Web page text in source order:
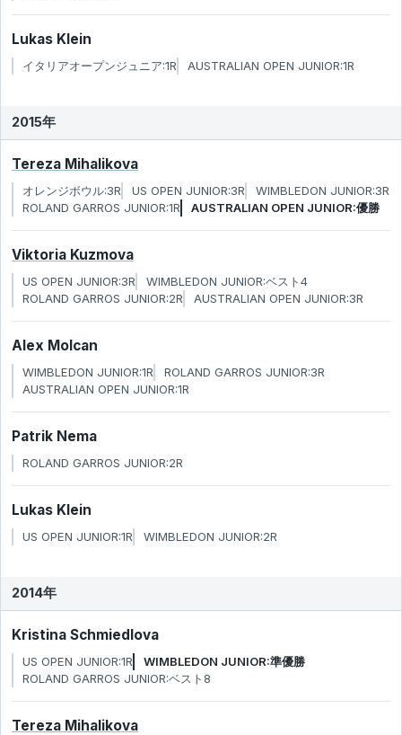
Lukas Klein
イタリアオープンジュニア:1R AUSTRALIAN OPEN JUNIOR:1R
2015年
Tereza Mihalikova
オレンジボウル:3R US OPEN JUNIOR:3R
WIMBLEDON JUNIOR:3R
ROLAND GARROS JUNIOR:1R
AUSTRALIAN OPEN JUNIOR:優勝
Viktoria Kuzmova
US OPEN JUNIOR:3R
WIMBLEDON JUNIOR:ベスト4
ROLAND GARROS JUNIOR:2R
AUSTRALIAN OPEN JUNIOR:3R
Alex Molcan
WIMBLEDON JUNIOR:1R
ROLAND GARROS JUNIOR:3R
AUSTRALIAN OPEN JUNIOR:1R
Patrik Nema
ROLAND GARROS JUNIOR:2R
Lukas Klein
US OPEN JUNIOR:1R WIMBLEDON JUNIOR:2R
2014年
Kristina Schmiedlova
US OPEN JUNIOR:1R
WIMBLEDON JUNIOR:準優勝
ROLAND GARROS JUNIOR:ベスト8
Tereza Mihalikova